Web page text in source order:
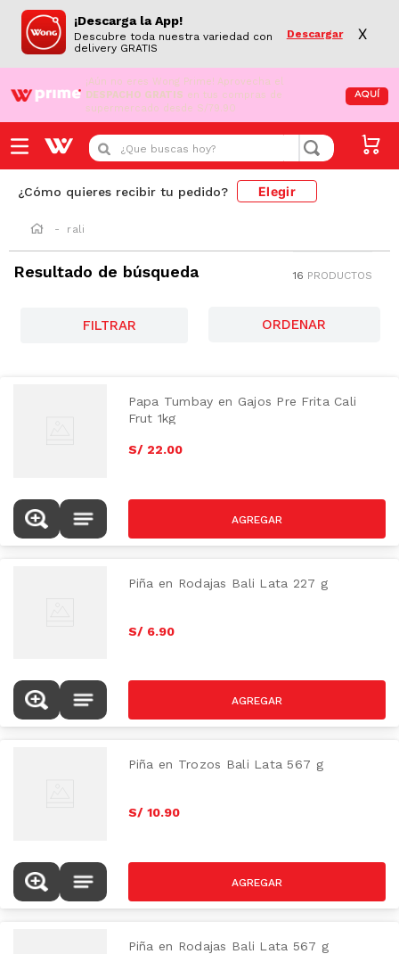
¡Descarga la App!
Descubre toda nuestra variedad con
delivery GRATIS
Descargar X
¡Aún no eres Wong Prime! Aprovecha el
DESPACHO GRATIS en tus compras de
supermercado desde S/79.90
AQUÍ
¿Que buscas hoy?
¿Cómo quieres recibir tu pedido? Elegir
rali
Resultado de búsqueda 16 PRODUCTOS
FILTRAR
Papa Tumbay en Gajos Pre Frita Cali
Frut 1kg
S/ 22.00
Piña en Rodajas Bali Lata 227 g
S/ 6.90
Piña en Trozos Bali Lata 567 g
S/ 10.90
Piña en Rodajas Bali Lata 567 g